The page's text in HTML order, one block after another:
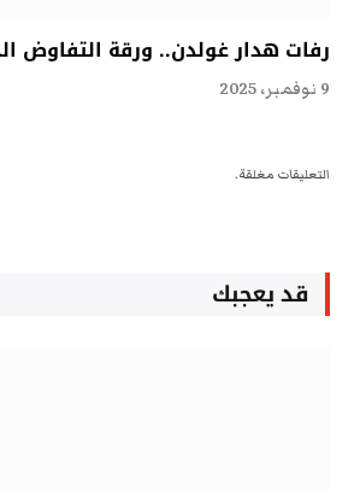
رفات هدار غولدن.. ورقة التفاوض
9 نوفمبر، 2025
التعليقات مغلقة.
قد يعجبك